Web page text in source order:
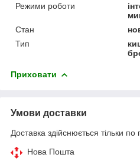
Режими роботи
Стан
Тип
Приховати
Умови доставки
Доставка здійснюється тільки по
Нова Пошта